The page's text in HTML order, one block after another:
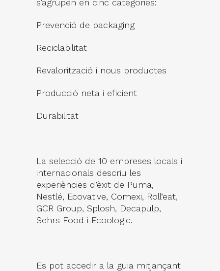
s’agrupen en cinc categories:
Prevenció de packaging
Reciclabilitat
Revalorització i nous productes
Producció neta i eficient
Durabilitat
La selecció de 10 empreses locals i
internacionals descriu les
experiències d’èxit de Puma,
Nestlé, Ecovative, Comexi, Roll’eat,
GCR Group, Splosh, Decapulp,
Sehrs Food i Ecoologic.
Es pot accedir a la guia mitjançant